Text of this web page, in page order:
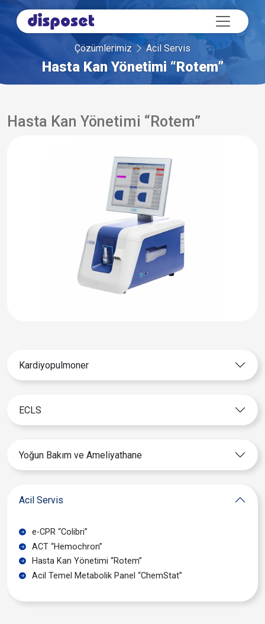
Çözümlerimiz Acil Servis
Hasta Kan Yönetimi “Rotem”
Hasta Kan Yönetimi “Rotem”
Kardiyopulmoner
ECLS
Yoğun Bakım ve Ameliyathane
Acil Servis
e-CPR “Colibri”
ACT “Hemochron”
Hasta Kan Yönetimi “Rotem”
Acil Temel Metabolik Panel “ChemStat”